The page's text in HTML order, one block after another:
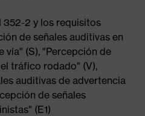
352-2 y los requisitos
de señales auditivas en
vía" (S), "Percepción de
tráfico rodado" (V),
auditivas de advertencia
de señales
(E1)